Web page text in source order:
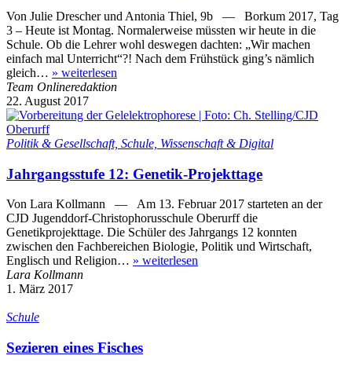
Von Julie Drescher und Antonia Thiel, 9b — Borkum 2017, Tag
3 – Heute ist Montag. Normalerweise müssten wir heute in die
Schule. Ob die Lehrer wohl deswegen dachten: „Wir machen
einfach mal Unterricht“?! Nach dem Frühstück ging’s nämlich
gleich… » weiterlesen
Team Onlineredaktion
22. August 2017
Politik & Gesellschaft, Schule, Wissenschaft & Digital
Jahrgangsstufe 12: Genetik-Projekttage
Von Lara Kollmann — Am 13. Februar 2017 starteten an der
CJD Jugenddorf-Christophorusschule Oberurff die
Genetikprojekttage. Die Schüler des Jahrgangs 12 konnten
zwischen den Fachbereichen Biologie, Politik und Wirtschaft,
Englisch und Religion… » weiterlesen
Lara Kollmann
1. März 2017
Schule
Sezieren eines Fisches